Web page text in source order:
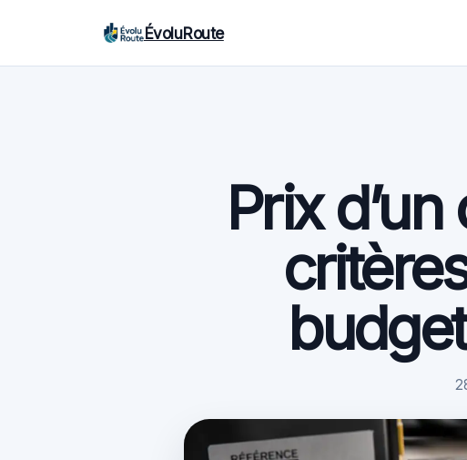
ÉvoluRoute
Prix